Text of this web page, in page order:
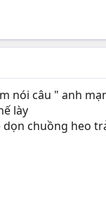
nói câu " anh
lày
dọn chuồng heo